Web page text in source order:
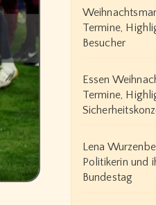
Termine,
Besucher
Essen
Termine,
Lena
Politikerin und
Bundestag